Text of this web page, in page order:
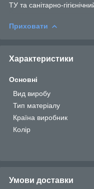
ТУ та санітарно-
Приховати
Характеристики
Основні
Вид виробу
Тип матеріалу
Країна виробник
Колір
Умови доставки